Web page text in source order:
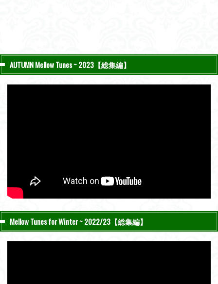
AUTUMN Mellow Tunes ~ 2023【総集編】
Mellow Tunes for Winter ~ 2022/23【総集編】